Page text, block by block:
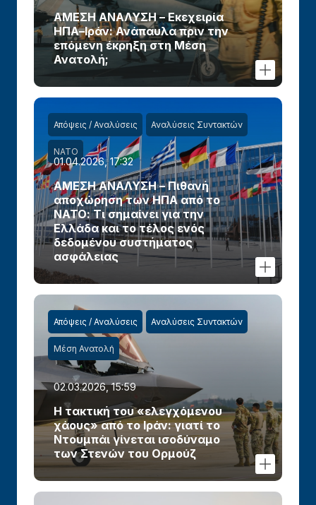
ΑΜΕΣΗ ΑΝΑΛΥΣΗ – Εκεχειρία
ΗΠΑ–Ιράν: Ανάπαυλα πριν την
επόμενη έκρηξη στη Μέση
Ανατολή;
Απόψεις / Αναλύσεις Αναλύσεις Συντακτών
ΝΑΤΟ
01.04.2026, 17:32
ΑΜΕΣΗ ΑΝΑΛΥΣΗ – Πιθανή
αποχώρηση των ΗΠΑ από το
ΝΑΤΟ: Τι σημαίνει για την
Ελλάδα και το τέλος ενός
δεδομένου συστήματος
ασφάλειας
Απόψεις / Αναλύσεις Αναλύσεις Συντακτών
Μέση Ανατολή
02.03.2026, 15:59
Η τακτική του «ελεγχόμενου
χάους» από το Ιράν: γιατί το
Ντουμπάι γίνεται ισοδύναμο
των Στενών του Ορμούζ